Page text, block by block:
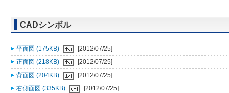
CADシンボル
平面図 (175KB)
[2012/07/25]
正面図 (218KB)
[2012/07/25]
背面図 (204KB)
[2012/07/25]
右側面図 (335KB)
[2012/07/25]